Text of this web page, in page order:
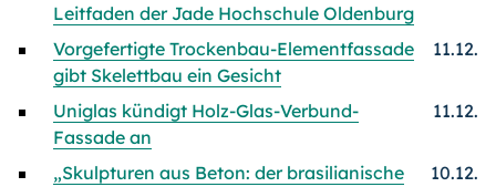
Leitfaden der Jade Hochschule Oldenburg
Vorgefertigte Trockenbau-Elementfassade
gibt Skelettbau ein Gesicht
11.12.
Uniglas kündigt Holz-Glas-Verbund-
Fassade an
11.12.
„Skulpturen aus Beton: der brasilianische
10.12.